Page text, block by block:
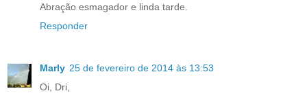
Abração esmagador e linda tarde.
Responder
Marly 25 de fevereiro de 2014 às 13:53
Oi, Dri,